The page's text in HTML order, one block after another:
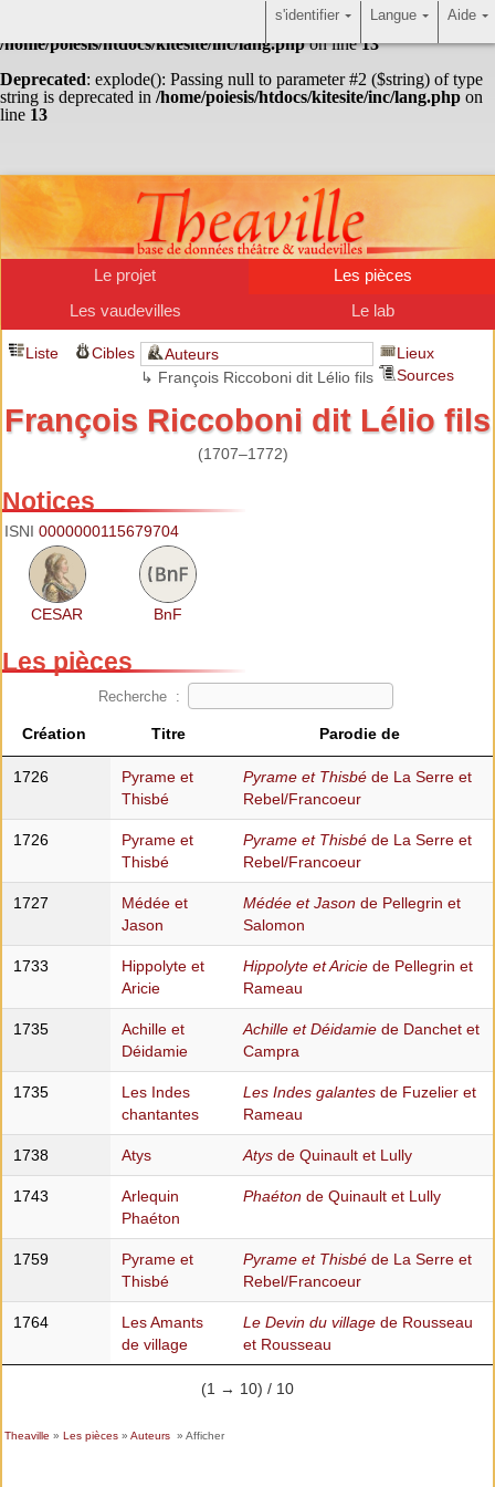
: Undefined array key "HTTP_ACCEPT_LANGUAGE" in
/home/poiesis/htdocs/kitesite/inc/lang.phpon line13
Deprecated: explode(): Passing null to parameter #2 ($string) of type
string is deprecated in /home/poiesis/htdocs/kitesite/inc/lang.php on
line 13
Le projet
Les pièces
Les vaudevilles
Le lab
Liste Cibles
Auteurs
↳ François Riccoboni dit Lélio fils
Lieux
Sources
François Riccoboni dit Lélio fils
(1707–1772)
Notices
ISNI0000000115679704
CESAR BnF
Les pièces
Recherche :
Création Titre Parodie de
1726
Pyrame et
Thisbé
Pyrame et Thisbéde La Serre et
Rebel/Francoeur
1726
Pyrame et
Thisbé
Pyrame et Thisbéde La Serre et
Rebel/Francoeur
1727
Médée et
Jason
Médée et Jasonde Pellegrin et
Salomon
1733
Hippolyte et
Aricie
Hippolyte et Ariciede Pellegrin et
Rameau
1735
Achille et
Déidamie
Achille et Déidamiede Danchet et
Campra
1735
Les Indes
chantantes
Les Indes galantesde Fuzelier et
Rameau
1738 Atys Atysde Quinault et Lully
1743
Arlequin
Phaéton
Phaétonde Quinault et Lully
1759
Pyrame et
Thisbé
Pyrame et Thisbéde La Serre et
Rebel/Francoeur
1764
Les Amants
de village
Le Devin du villagede Rousseau
et Rousseau
(1 → 10) / 10
Theaville » Les pièces» Auteurs » Afficher
Aide
Langue
s'identifier